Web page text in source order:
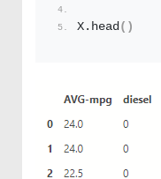
X. head()